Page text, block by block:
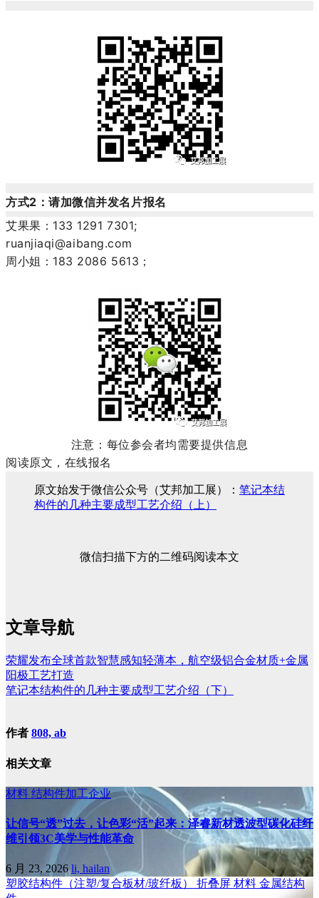
方式2：请加微信并发名片报名
艾果果：133 1291 7301;
ruanjiaqi@aibang.com
周小姐：183 2086 5613；
注意：每位参会者均需要提供信息
阅读原文，在线报名
原文始发于微信公众号（艾邦加工展）： 笔记本结
构件的几种主要成型工艺介绍（上）
微信扫描下方的二维码阅读本文
文章导航
荣耀发布全球首款智慧感知轻薄本，航空级铝合金材质+金属
阳极工艺打造
笔记本结构件的几种主要成型工艺介绍（下）
作者 808, ab
相关文章
材料 结构件加工企业
让信号“透”过去，让色彩“活”起来：泽睿新材透波型碳化硅纤
维引领3C美学与性能革命
6 月 23, 2026li, hailan
塑胶结构件（注塑/复合板材/玻纤板） 折叠屏 材料 金属结构